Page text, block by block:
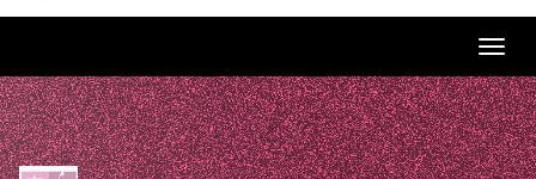
Toggle
navigation